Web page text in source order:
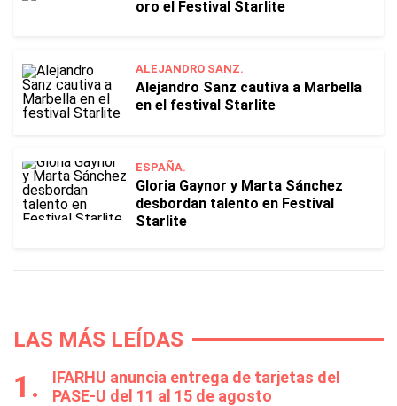
oro el Festival Starlite
ALEJANDRO SANZ.
Alejandro Sanz cautiva a Marbella
en el festival Starlite
ESPAÑA.
Gloria Gaynor y Marta Sánchez
desbordan talento en Festival
Starlite
LAS MÁS LEÍDAS
IFARHU anuncia entrega de tarjetas del
PASE-U del 11 al 15 de agosto